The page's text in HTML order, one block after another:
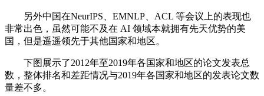
另外中国在NeurIPS、EMNLP、ACL 等会议上的表现也
非常出色，虽然可能不及在 AI 领域本就拥有先天优势的美
国，但是遥遥领先于其他国家和地区。
下图展示了2012年至2019年各国家和地区的论文发表总
数，整体排名和差距情况与2019年各国家和地区的发表论文数
量差不多。